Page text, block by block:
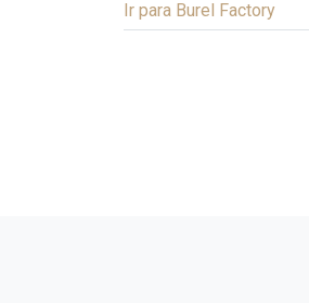
Ir para Burel Factory